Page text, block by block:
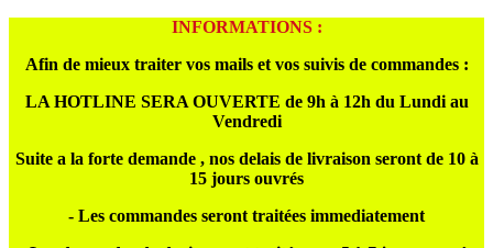
INFORMATIONS :
Afin de mieux traiter vos mails et vos suivis de commandes :
LA HOTLINE SERA OUVERTE de 9h à 12h du Lundi au
Vendredi
Suite a la forte demande , nos delais de livraison seront de 10 à
15 jours ouvrés
- Les commandes seront traitées immediatement